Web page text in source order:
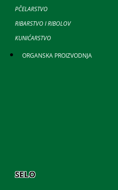
PČELARSTVO
RIBARSTVO I RIBOLOV
KUNIĆARSTVO
ORGANSKA PROIZVODNJA
SELO